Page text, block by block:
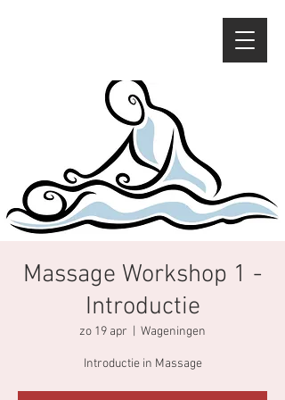
Massage Workshop 1 -
Introductie
zo 19 apr Wageningen
Introductie in Massage